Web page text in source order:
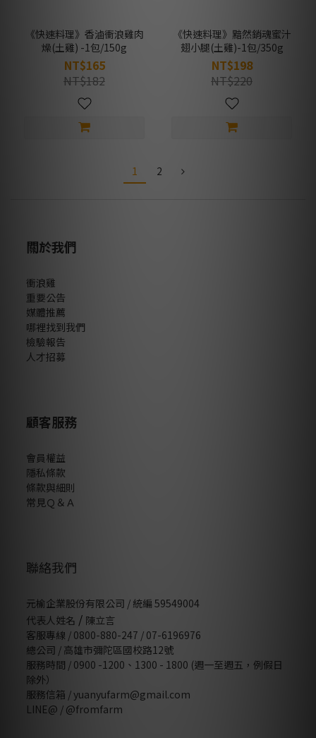
《快速料理》香滷衝浪雞肉
燥(土雞) -1包/150g
NT$165
NT$182
《快速料理》黯然銷魂蜜汁
翅小腿(土雞)-1包/350g
NT$198
NT$220
1 2
關於我們
衝浪雞
重要公告
媒體推薦
哪裡找到我們
檢驗報告
人才招募
顧客服務
會員權益
隱私條款
條款與細則
常見Ｑ＆Ａ
聯絡我們
元榆企業股份有限公司 / 統編 59549004
代表人姓名 / 陳立言
客服專線 / 0800-880-247 / 07-6196976
總公司 / 高雄市彌陀區國校路12號
服務時間 / 0900 -1200、1300 - 1800 (週一至週五，例假日
除外）
服務信箱 / yuanyufarm@gmail.com
LINE@ / @fromfarm